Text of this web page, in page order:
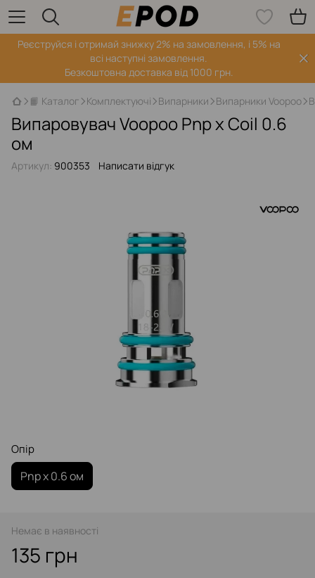
Реєструйся і отримай знижку 2% на замовлення, і 5% на
всі наступні замовлення.
Безкоштовна доставка від 1000 грн.
📙 Каталог Комплектуючі Випарники Випарники Voopoo
Випаровувач Voopoo Pnp x Coil 0.6
ом
Артикул: 900353 Написати відгук
Опір‌
Pnp x 0.6 ом
Немає в наявності
135 грн